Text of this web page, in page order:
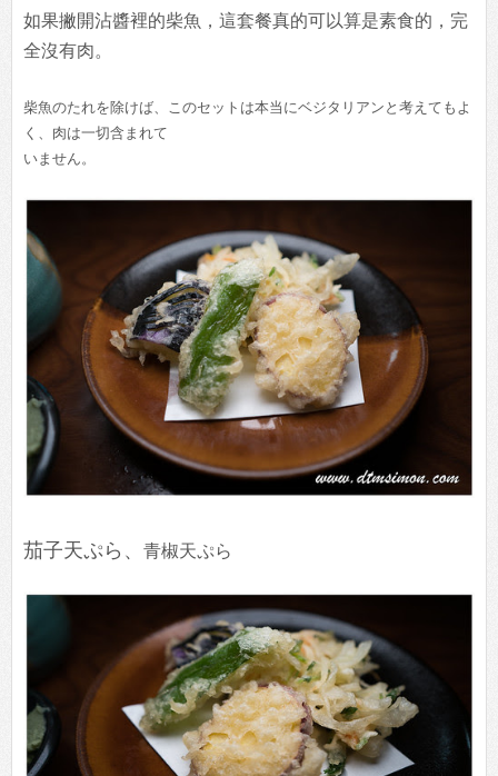
如果撇開沾醬裡的柴魚，這套餐真的可以算是素食的，完
全沒有肉。
柴魚のたれを除けば、このセットは本当にベジタリアンと考えてもよ
く、肉は一切含まれて
いません。
茄子天ぷら、 青椒天ぷら